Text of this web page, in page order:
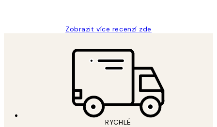
Zobrazit více recenzí zde
RYCHLÉ